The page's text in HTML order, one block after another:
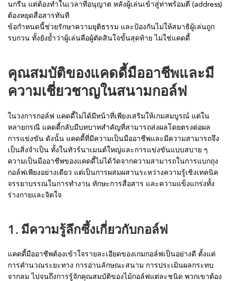
นกรีน แต่ต้องทำในเวลาที่อนุญาต หลังผู้เล่นเข้าสู่ท่าพร้อมตี (address)
ต้องหยุดสื่อสารทันที
ข้อกำหนดนี้ช่วยรักษาความยุติธรรม และป้องกันไม่ให้สมาธิผู้เล่นถูก
รบกวน ทั้งยังย้ำว่าผู้เล่นคือผู้ตัดสินใจขั้นสุดท้าย ไม่ใช่แคดดี้
คุณสมบัติของแคดดี้มืออาชีพและมี
ความเชี่ยวชาญในสนามกอล์ฟ
ในวงการกอล์ฟ แคดดี้ไม่ได้มีหน้าที่เพียงเสริมให้เกมสมบูรณ์ แต่ใน
หลายกรณี แคดดี้กลับมีบทบาทสำคัญที่สามารถส่งผลโดยตรงต่อผล
การแข่งขัน ดังนั้น แคดดี้ที่มีความเป็นมืออาชีพและมีความสามารถจึง
เป็นสิ่งจำเป็น ทั้งในทัวร์นาเมนต์ใหญ่และการแข่งขันแบบสบาย ๆ
ความเป็นมืออาชีพของแคดดี้ไม่ได้วัดจากความสามารถในการแบกถุง
กอล์ฟเพียงอย่างเดียว แต่เป็นการผสมผสานระหว่างความรู้เชิงเทคนิค
จรรยาบรรณในการทำงาน ทักษะการสื่อสาร และความแข็งแกร่งทั้ง
ร่างกายและจิตใจ
1. มีความรู้ลึกซึ้งเกี่ยวกับกอล์ฟ
แคดดี้มืออาชีพต้องเข้าใจรายละเอียดของเกมกอล์ฟเป็นอย่างดี ตั้งแต่
การคำนวณระยะทาง การอ่านลักษณะสนาม การประเมินผลกระทบ
จากลม ไปจนถึงการรู้จักคุณสมบัติของไม้กอล์ฟแต่ละชนิด พวกเขาต้อง